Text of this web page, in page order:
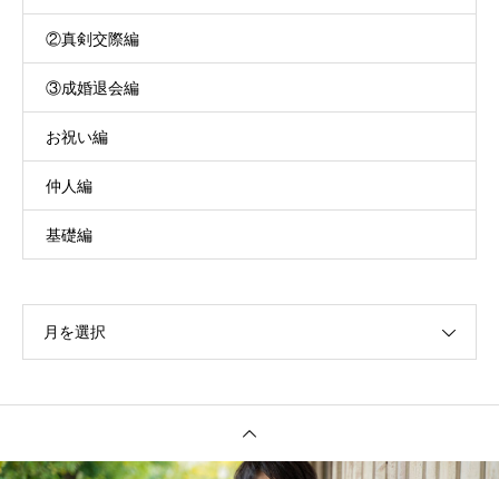
②真剣交際編
③成婚退会編
お祝い編
仲人編
基礎編
月を選択